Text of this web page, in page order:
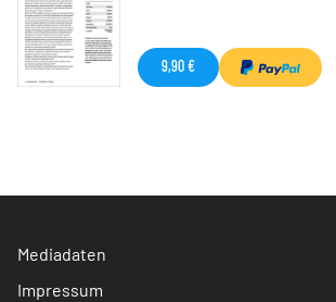
9,90 €
Mediadaten
Impressum